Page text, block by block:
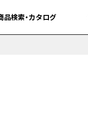
品検索・カタログ
品検索・カタログ